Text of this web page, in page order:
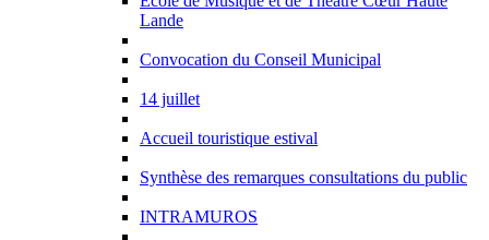
Lande
Convocation du Conseil Municipal
14 juillet
Accueil touristique estival
Synthèse des remarques consultations du public
INTRAMUROS